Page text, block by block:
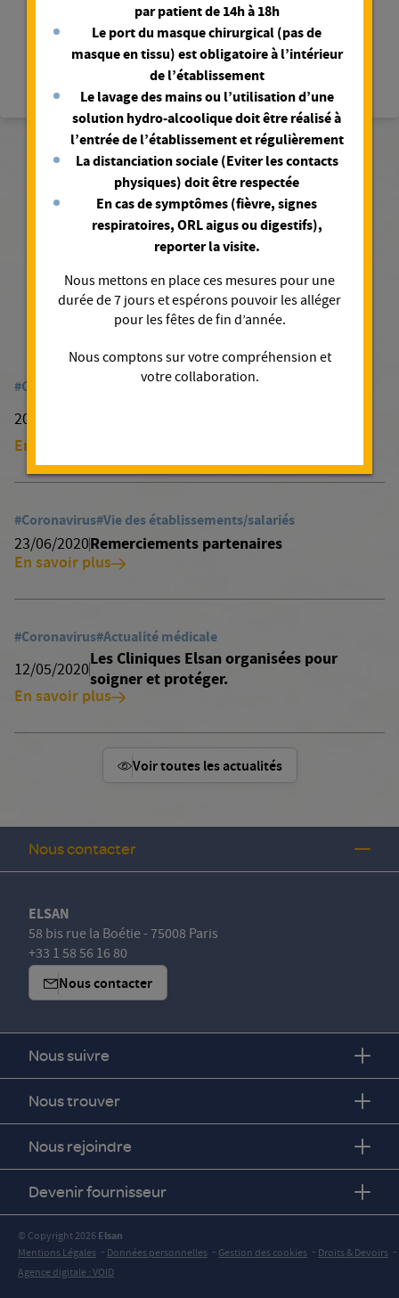
par patient de 14h à 18h
Le port du masque chirurgical (pas de
masque en tissu) est obligatoire à l’intérieur
de l’établissement
Le lavage des mains ou l’utilisation d’une
solution hydro-alcoolique doit être réalisé à
l’entrée de l’établissement et régulièrement
La distanciation sociale (Eviter les contacts
physiques) doit être respectée
En cas de symptômes (fièvre, signes
respiratoires, ORL aigus ou digestifs),
reporter la visite.
Nous mettons en place ces mesures pour une
durée de 7 jours et espérons pouvoir les alléger
pour les fêtes de fin d’année.
Nous comptons sur votre compréhension et
votre collaboration.
Vous avez aimé cette page ? Partagez-la !
Plus d'actualités
#Coronavirus #Vie des établissements/salariés
20/01/2021
En savoir plus
#Coronavirus#Vie des établissements/salariés
23/06/2020Remerciements partenaires
En savoir plus
#Coronavirus#Actualité médicale
12/05/2020
Les Cliniques Elsan organisées pour
soigner et protéger.
En savoir plus
Voir toutes les actualités
Nous contacter
ELSAN
58 bis rue la Boétie - 75008 Paris
+33 1 58 56 16 80
Nous contacter
Nous suivre
Nous trouver
Nous rejoindre
Devenir fournisseur
© Copyright 2026 Elsan
Mentions Légales -Données personnelles -Gestion des cookies -Droits & Devoirs -
Agence digitale : VOID